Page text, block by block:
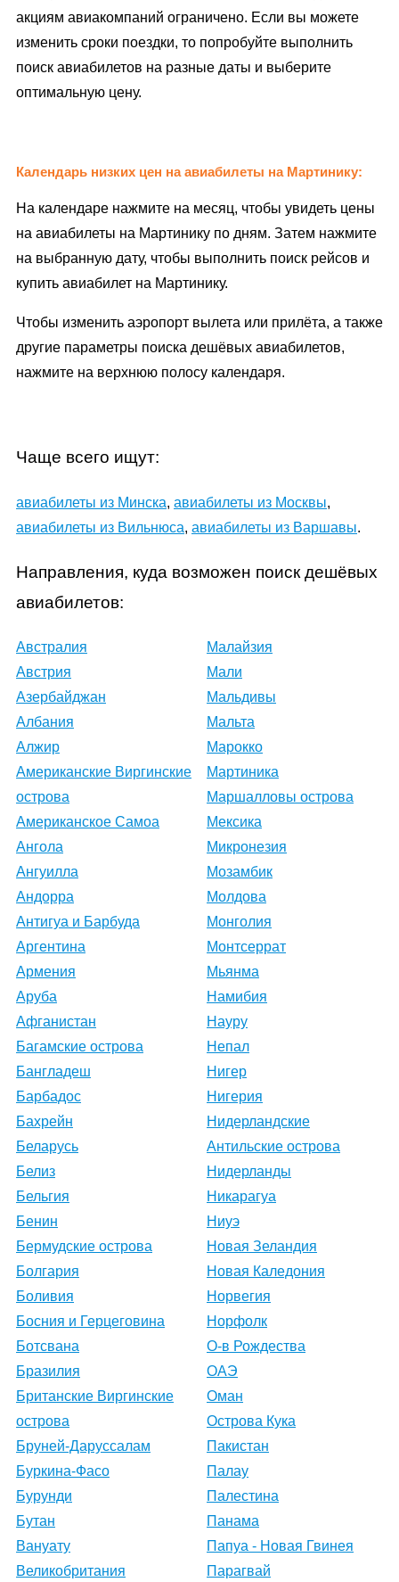
акциям авиакомпаний ограничено. Если вы можете
изменить сроки поездки, то попробуйте выполнить
поиск авиабилетов на разные даты и выберите
оптимальную цену.
Календарь низких цен на авиабилеты на Мартинику:
На календаре нажмите на месяц, чтобы увидеть цены
на авиабилеты на Мартинику по дням. Затем нажмите
на выбранную дату, чтобы выполнить поиск рейсов и
купить авиабилет на Мартинику.
Чтобы изменить аэропорт вылета или прилёта, а также
другие параметры поиска дешёвых авиабилетов,
нажмите на верхнюю полосу календаря.
Чаще всего ищут:
авиабилеты из Минска, авиабилеты из Москвы,
авиабилеты из Вильнюса, авиабилеты из Варшавы.
Направления, куда возможен поиск дешёвых
авиабилетов:
Австралия
Австрия
Азербайджан
Албания
Алжир
Американские Виргинские
острова
Американское Самоа
Ангола
Ангуилла
Андорра
Антигуа и Барбуда
Аргентина
Армения
Аруба
Афганистан
Багамские острова
Бангладеш
Барбадос
Бахрейн
Беларусь
Белиз
Бельгия
Бенин
Бермудские острова
Болгария
Боливия
Босния и Герцеговина
Ботсвана
Бразилия
Британские Виргинские
острова
Бруней-Даруссалам
Буркина-Фасо
Бурунди
Бутан
Вануату
Великобритания
Малайзия
Мали
Мальдивы
Мальта
Марокко
Мартиника
Маршалловы острова
Мексика
Микронезия
Мозамбик
Молдова
Монголия
Монтсеррат
Мьянма
Намибия
Науру
Непал
Нигер
Нигерия
Нидерландские
Антильские острова
Нидерланды
Никарагуа
Ниуэ
Новая Зеландия
Новая Каледония
Норвегия
Норфолк
О-в Рождества
ОАЭ
Оман
Острова Кука
Пакистан
Палау
Палестина
Панама
Папуа - Новая Гвинея
Парагвай